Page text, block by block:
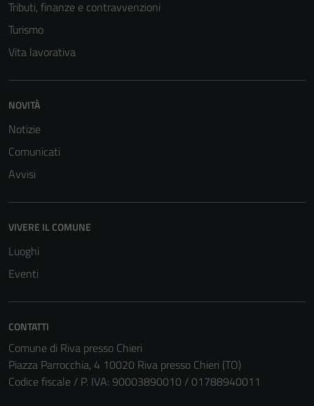
Tributi, finanze e contravvenzioni
Turismo
Vita lavorativa
NOVITÀ
Notizie
Comunicati
Avvisi
VIVERE IL COMUNE
Luoghi
Eventi
CONTATTI
Comune di Riva presso Chieri
Piazza Parrocchia, 4 10020 Riva presso Chieri (TO)
Codice fiscale / P. IVA: 90003890010 / 01788940011
sono necessari
possono
essere